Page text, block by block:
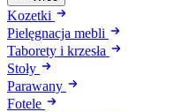
Kozetki
Pielęgnacja mebli
Taborety i krzesła
Stoły
Parawany
Fotele